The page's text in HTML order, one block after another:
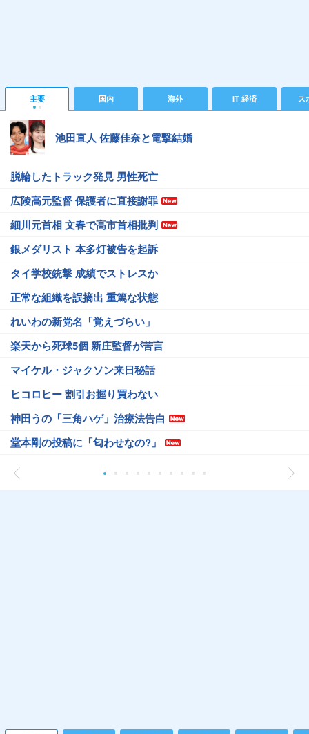
主要 国内 海外 IT 経済 ス
池田直人 佐藤佳奈と電撃結婚
脱輪したトラック発見 男性死亡
広陵高元監督 保護者に直接謝罪
細川元首相 文春で高市首相批判
銀メダリスト 本多灯被告を起訴
タイ学校銃撃 成績でストレスか
正常な組織を誤摘出 重篤な状態
れいわの新党名「覚えづらい」
楽天から死球5個 新庄監督が苦言
マイケル・ジャクソン来日秘話
ヒコロヒー 割引お握り買わない
神田うの「三角ハゲ」治療法告白
堂本剛の投稿に「匂わせなの?」